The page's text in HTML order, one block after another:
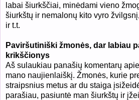
labai šiurkščiai, minėdami vieno
šiurkštų ir nemalonų kito vyro
ir t.t.
Paviršutiniški žmonės, dar labiau
krikščionys
Aš sulaukiau panašių komentarų
mano naujienlaiškį. Žmonės, kurie
straipsnius metus ar du staiga
parašiau, pasiuntė man šiurkštų ir